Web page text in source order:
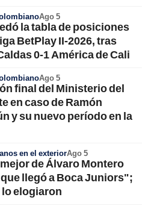
Ago 5
la tabla de posiciones
BetPlay II-2026, tras
0-1 América de Cali
Ago 5
final del Ministerio del
en caso de Ramón
y su nuevo período en la
en el exteriorAgo 5
de Álvaro Montero
llegó a Boca Juniors";
elogiaron